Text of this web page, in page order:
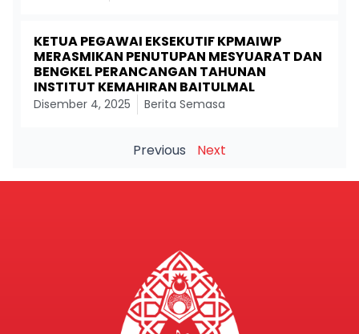
KETUA PEGAWAI EKSEKUTIF KPMAIWP
MERASMIKAN PENUTUPAN MESYUARAT DAN
BENGKEL PERANCANGAN TAHUNAN
INSTITUT KEMAHIRAN BAITULMAL
Disember 4, 2025 Berita Semasa
Previous Next